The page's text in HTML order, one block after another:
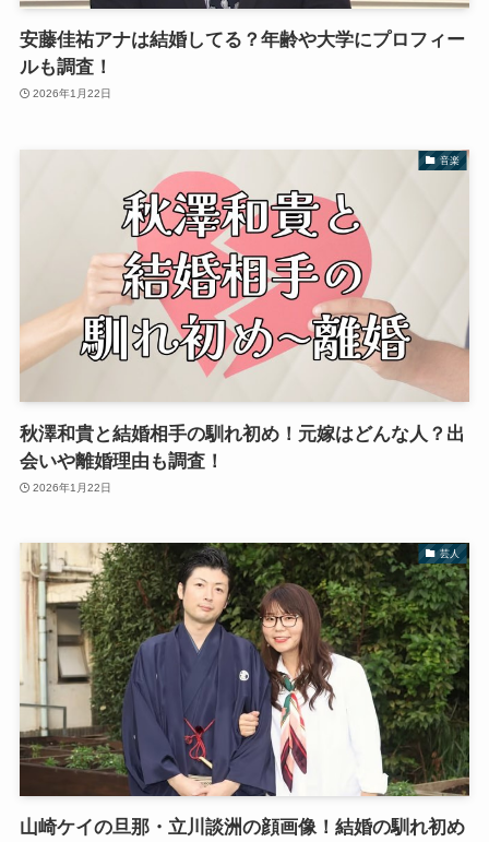
安藤佳祐アナは結婚してる？年齢や大学にプロフィー
ルも調査！
2026年1月22日
音楽
秋澤和貴と結婚相手の馴れ初め！元嫁はどんな人？出
会いや離婚理由も調査！
2026年1月22日
芸人
山崎ケイの旦那・立川談洲の顔画像！結婚の馴れ初め